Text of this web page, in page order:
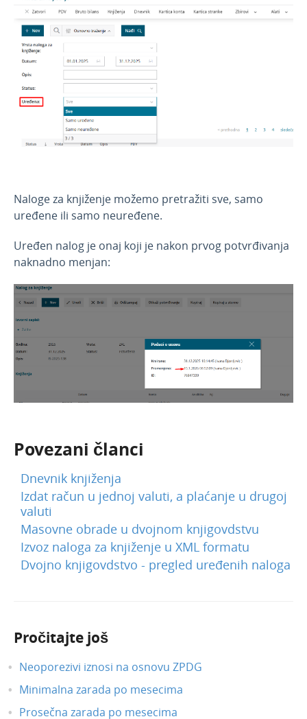
Naloge za knjiženje možemo pretražiti sve, samo
uređene ili samo neuređene.
Uređen nalog je onaj koji je nakon prvog potvrđivanja
naknadno menjan:
Povezani članci
Dnevnik knjiženja
Izdat račun u jednoj valuti, a plaćanje u drugoj
valuti
Masovne obrade u dvojnom knjigovdstvu
Izvoz naloga za knjiženje u XML formatu
Dvojno knjigovdstvo - pregled uređenih naloga
Pročitajte još
Neoporezivi iznosi na osnovu ZPDG
Minimalna zarada po mesecima
Prosečna zarada po mesecima